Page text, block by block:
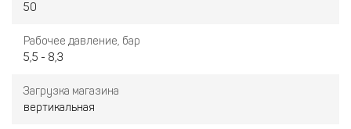
50
Рабочее давление, бар
5,5 - 8,3
Загрузка магазина
вертикальная